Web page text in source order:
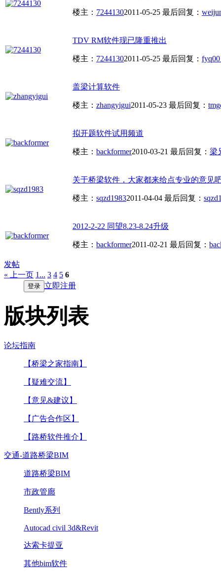
楼主： 72441302011-05-25 最后回复：
TDV RM软件现已隆重推出
楼主： 72441302011-05-25 最后回复：
盖梁计算软件
楼主： zhangyigui2011-05-23 最后回复：
拟开题软件试用频道
楼主： backformer2010-03-21 最后回复： 梁
关于桥梁软件，大家都来给点专业的意见
楼主： sqzd19832011-04-04 最后回复：
2012-2-22 同望8.23-8.24升级
楼主： backformer2011-02-21 最后回复：
发帖
« 上一页 1... 3 4 5 6
登录 立即注册
版块列表
论坛指南
【桥梁之家指南】
【疑难交流】
【意见&建议】
【广告合作区】
【路桥软件推介】
交通-道路桥梁BIM
道路桥梁BIM
市政管廊
Bently系列
Autocad civil 3d&Revit
达索卡提亚
其他bim软件